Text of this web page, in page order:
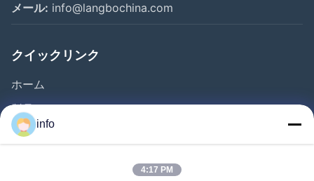
メール: info@langbochina.com
クイックリンク
ホーム
製品
ビデオ
info
4:17 PM